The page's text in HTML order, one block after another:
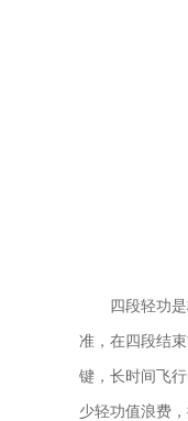
四段轻功
准，在四段结
键，长时间飞
少轻功值浪费